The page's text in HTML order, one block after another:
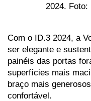
2024.
Com o ID.3 2024, a
ser elegante e
painéis das portas
superfícies mais
braço mais
confortável.